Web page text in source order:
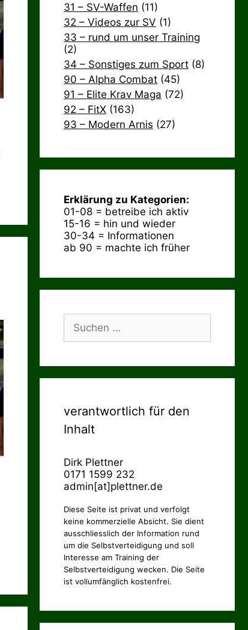
31 – SV-Waffen (11)
32 – Videos zur SV (1)
33 – rund um unser Training
(2)
34 – Sonstiges zum Sport (8)
90 – Alpha Combat (45)
91 – Elite Krav Maga (72)
92 – FitX (163)
93 – Modern Arnis (27)
Erklärung zu Kategorien:
01-08 = betreibe ich aktiv
15-16 = hin und wieder
30-34 = Informationen
ab 90 = machte ich früher
nach:
verantwortlich für den
Inhalt
Dirk Plettner
0171 1599 232
admin[at]plettner.de
Diese Seite ist privat und verfolgt
keine kommerzielle Absicht. Sie dient
ausschliesslich der Information rund
um die Selbstverteidigung und soll
Interesse am Training der
Selbstverteidigung wecken. Die Seite
ist vollumfänglich kostenfrei.